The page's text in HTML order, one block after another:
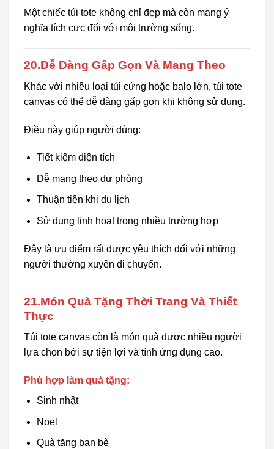
Một chiếc túi tote không chỉ đẹp mà còn mang ý
nghĩa tích cực đối với môi trường sống.
20.Dễ Dàng Gấp Gọn Và Mang Theo
Khác với nhiều loại túi cứng hoặc balo lớn, túi tote
canvas có thể dễ dàng gấp gọn khi không sử dụng.
Điều này giúp người dùng:
Tiết kiệm diện tích
Dễ mang theo dự phòng
Thuận tiện khi du lịch
Sử dụng linh hoạt trong nhiều trường hợp
Đây là ưu điểm rất được yêu thích đối với những
người thường xuyên di chuyển.
21.Món Quà Tặng Thời Trang Và Thiết
Thực
Túi tote canvas còn là món quà được nhiều người
lựa chọn bởi sự tiện lợi và tính ứng dụng cao.
Phù hợp làm quà tặng:
Sinh nhật
Noel
Quà tặng bạn bè